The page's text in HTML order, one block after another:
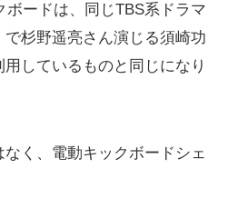
ボードは、同じTBS系ドラマ
で杉野遥亮さん演じる須崎功
しているものと同じになり
く、電動キックボードシェ